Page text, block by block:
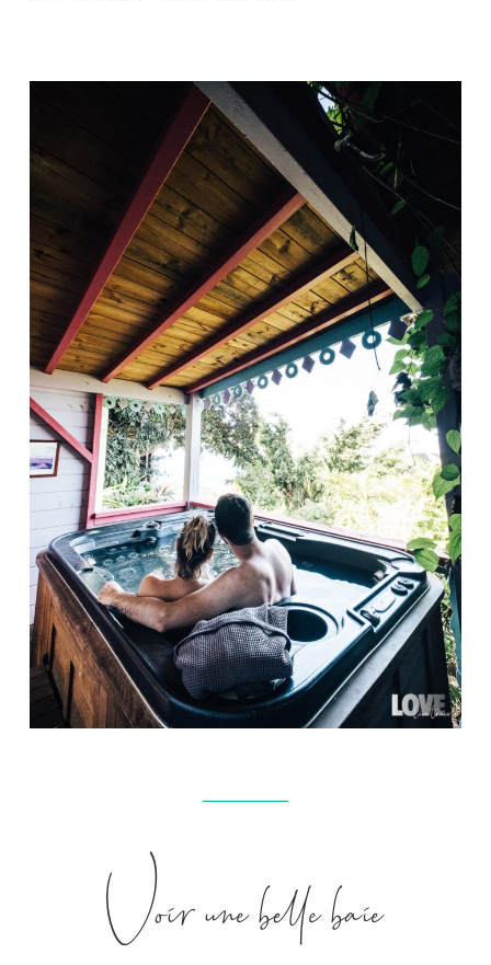
Voir une belle baie